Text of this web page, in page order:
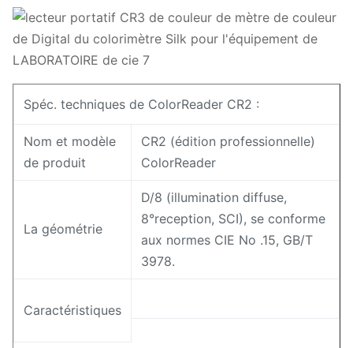
Spéc. techniques de ColorReader CR2 :
Nom et modèle
de produit
CR2 (édition professionnelle)
ColorReader
La géométrie
D/8 (illumination diffuse,
8°reception, SCI), se conforme
aux normes CIE No .15, GB/T
3978.
Caractéristiques